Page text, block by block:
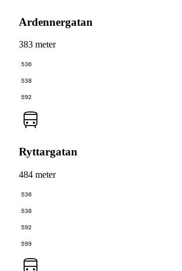
Ardennergatan
383 meter
536
538
592
Ryttargatan
484 meter
536
538
592
599